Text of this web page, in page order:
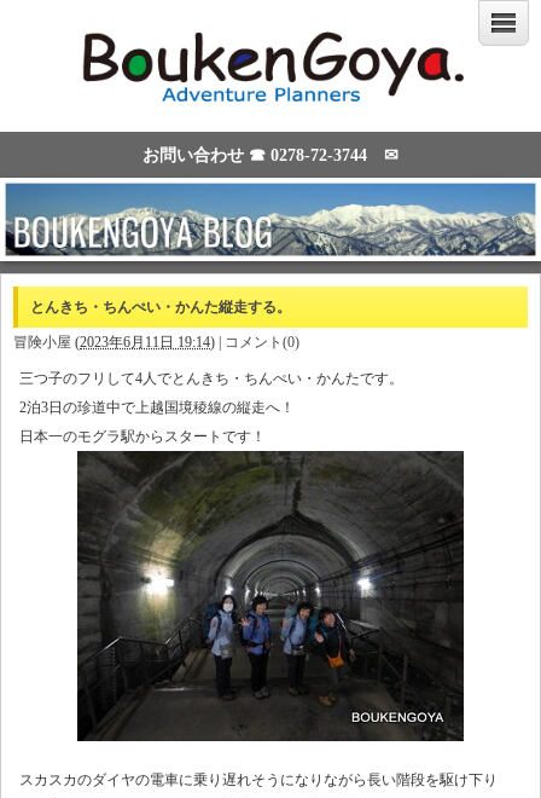
お問い合わせ ☎ 0278-72-3744 ✉
とんきち・ちんぺい・かんた縦走する。
冒険小屋 (2023年6月11日 19:14) | コメント(0)
三つ子のフリして4人でとんきち・ちんぺい・かんたです。
2泊3日の珍道中で上越国境稜線の縦走へ！
日本一のモグラ駅からスタートです！
スカスカのダイヤの電車に乗り遅れそうになりながら長い階段を駆け下り